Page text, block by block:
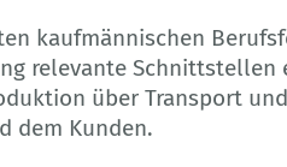
kaufmännischen
relevante Schnittstellen
über Transport
dem Kunden.